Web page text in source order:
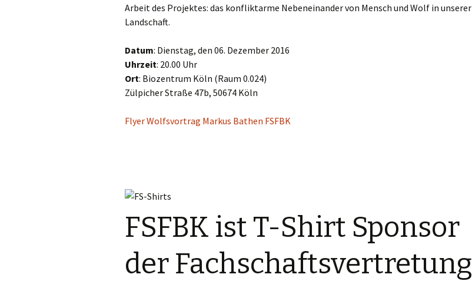
Arbeit des Projektes: das konfliktarme Nebeneinander von Mensch und Wolf in unserer
Landschaft.
Datum: Dienstag, den 06. Dezember 2016
Uhrzeit: 20.00 Uhr
Ort: Biozentrum Köln (Raum 0.024)
Zülpicher Straße 47b, 50674 Köln
Flyer Wolfsvortrag Markus Bathen FSFBK
FSFBK ist T-Shirt Sponsor
der Fachschaftsvertretung